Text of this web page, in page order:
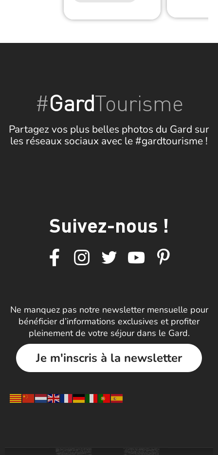
#GardTourisme
Partagez vos plus belles photos du Gard sur
les réseaux sociaux avec le #gardtourisme !
Suivez-nous !
Ne manquez pas notre newsletter mensuelle pour
bénéficier d’informations exclusives et profiter
pleinement de votre séjour dans le Gard.
Je m'inscris à la newsletter